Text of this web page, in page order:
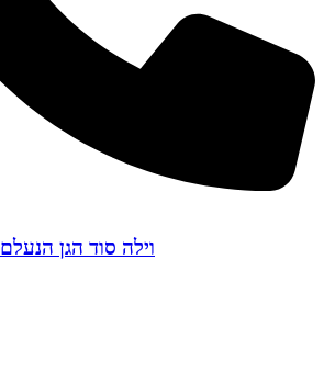
וילה סוד הגן הנעלם